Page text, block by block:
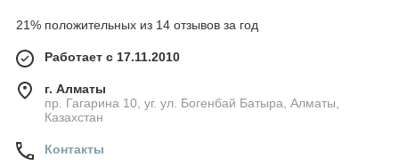
21% положительных из 14 отзывов за год
Работает с 17.11.2010
г. Алматы
пр. Гагарина 10, уг. ул. Богенбай Батыра, Алматы,
Казахстан
Контакты